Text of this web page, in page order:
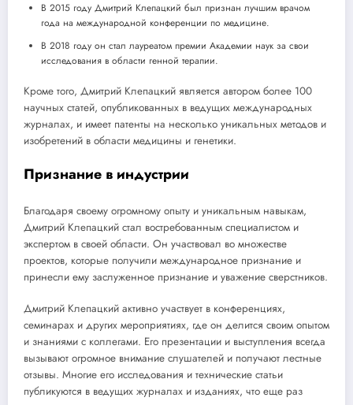
В 2015 году Дмитрий Клепацкий был признан лучшим врачом
года на международной конференции по медицине.
В 2018 году он стал лауреатом премии Академии наук за свои
исследования в области генной терапии.
Кроме того, Дмитрий Клепацкий является автором более 100
научных статей, опубликованных в ведущих международных
журналах, и имеет патенты на несколько уникальных методов и
изобретений в области медицины и генетики.
Признание в индустрии
Благодаря своему огромному опыту и уникальным навыкам,
Дмитрий Клепацкий стал востребованным специалистом и
экспертом в своей области. Он участвовал во множестве
проектов, которые получили международное признание и
принесли ему заслуженное признание и уважение сверстников.
Дмитрий Клепацкий активно участвует в конференциях,
семинарах и других мероприятиях, где он делится своим опытом
и знаниями с коллегами. Его презентации и выступления всегда
вызывают огромное внимание слушателей и получают лестные
отзывы. Многие его исследования и технические статьи
публикуются в ведущих журналах и изданиях, что еще раз